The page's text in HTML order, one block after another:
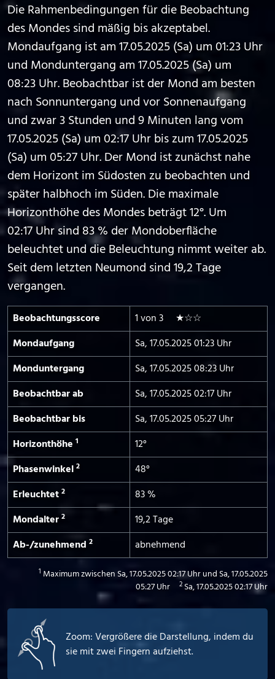
Die Rahmenbedingungen für die Beobachtung
des Mondes sind mäßig bis akzeptabel.
Mondaufgang ist am 17.05.2025 (Sa) um 01:23 Uhr
und Monduntergang am 17.05.2025 (Sa) um
08:23 Uhr. Beobachtbar ist der Mond am besten
nach Sonnuntergang und vor Sonnenaufgang
und zwar 3 Stunden und 9 Minuten lang vom
17.05.2025 (Sa) um 02:17 Uhr bis zum 17.05.2025
(Sa) um 05:27 Uhr. Der Mond ist zunächst nahe
dem Horizont im Südosten zu beobachten und
später halbhoch im Süden. Die maximale
Horizonthöhe des Mondes beträgt 12°. Um
02:17 Uhr sind 83 % der Mondoberfläche
beleuchtet und die Beleuchtung nimmt weiter ab.
Seit dem letzten Neumond sind 19,2 Tage
vergangen.
Beobachtungs­score
1 von 3 ★☆☆
Mond­aufgang
Sa, 17.05.2025 01:23 Uhr
Mond­untergang
Sa, 17.05.2025 08:23 Uhr
Beobachtbar ab
Sa, 17.05.2025 02:17 Uhr
Beobachtbar bis
Sa, 17.05.2025 05:27 Uhr
Horizont­höhe 1
12°
Phasen­winkel 2
48°
Erleuchtet 2
83 %
Mond­alter 2
19,2 Tage
Ab-/­zunehmend 2 abnehmend
1 Maximum zwischen Sa, 17.05.2025 02:17 Uhr und Sa, 17.05.2025
05:27 Uhr
2 Sa, 17.05.2025 02:17 Uhr
Zoom: Vergrößere die Darstellung, indem du
sie mit zwei Fingern aufziehst.